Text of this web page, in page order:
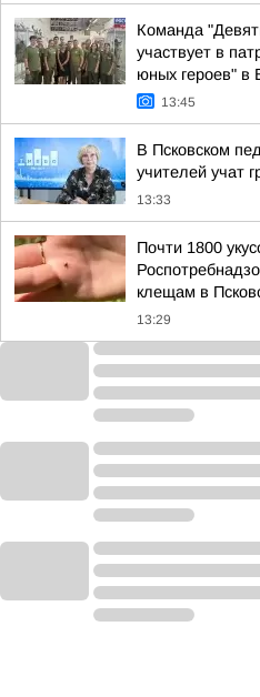
Команда
участвует в
юных героев" в
13:45
В Псковском
учителей учат
13:33
Почти 1800
клещам в
13:29